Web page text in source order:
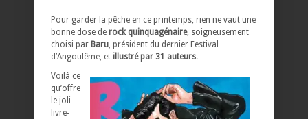
Pour garder la pêche en ce printemps, rien ne vaut une
bonne dose de rock quinquagénaire, soigneusement
choisi par Baru , président du dernier Festival
d’Angoulême, et illustré par 31 auteurs.
Voilà ce
qu’offre
le joli
livre-